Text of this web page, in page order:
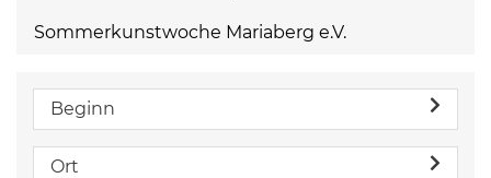
Sommerkunstwoche Mariaberg e.V.
Beginn
Ort